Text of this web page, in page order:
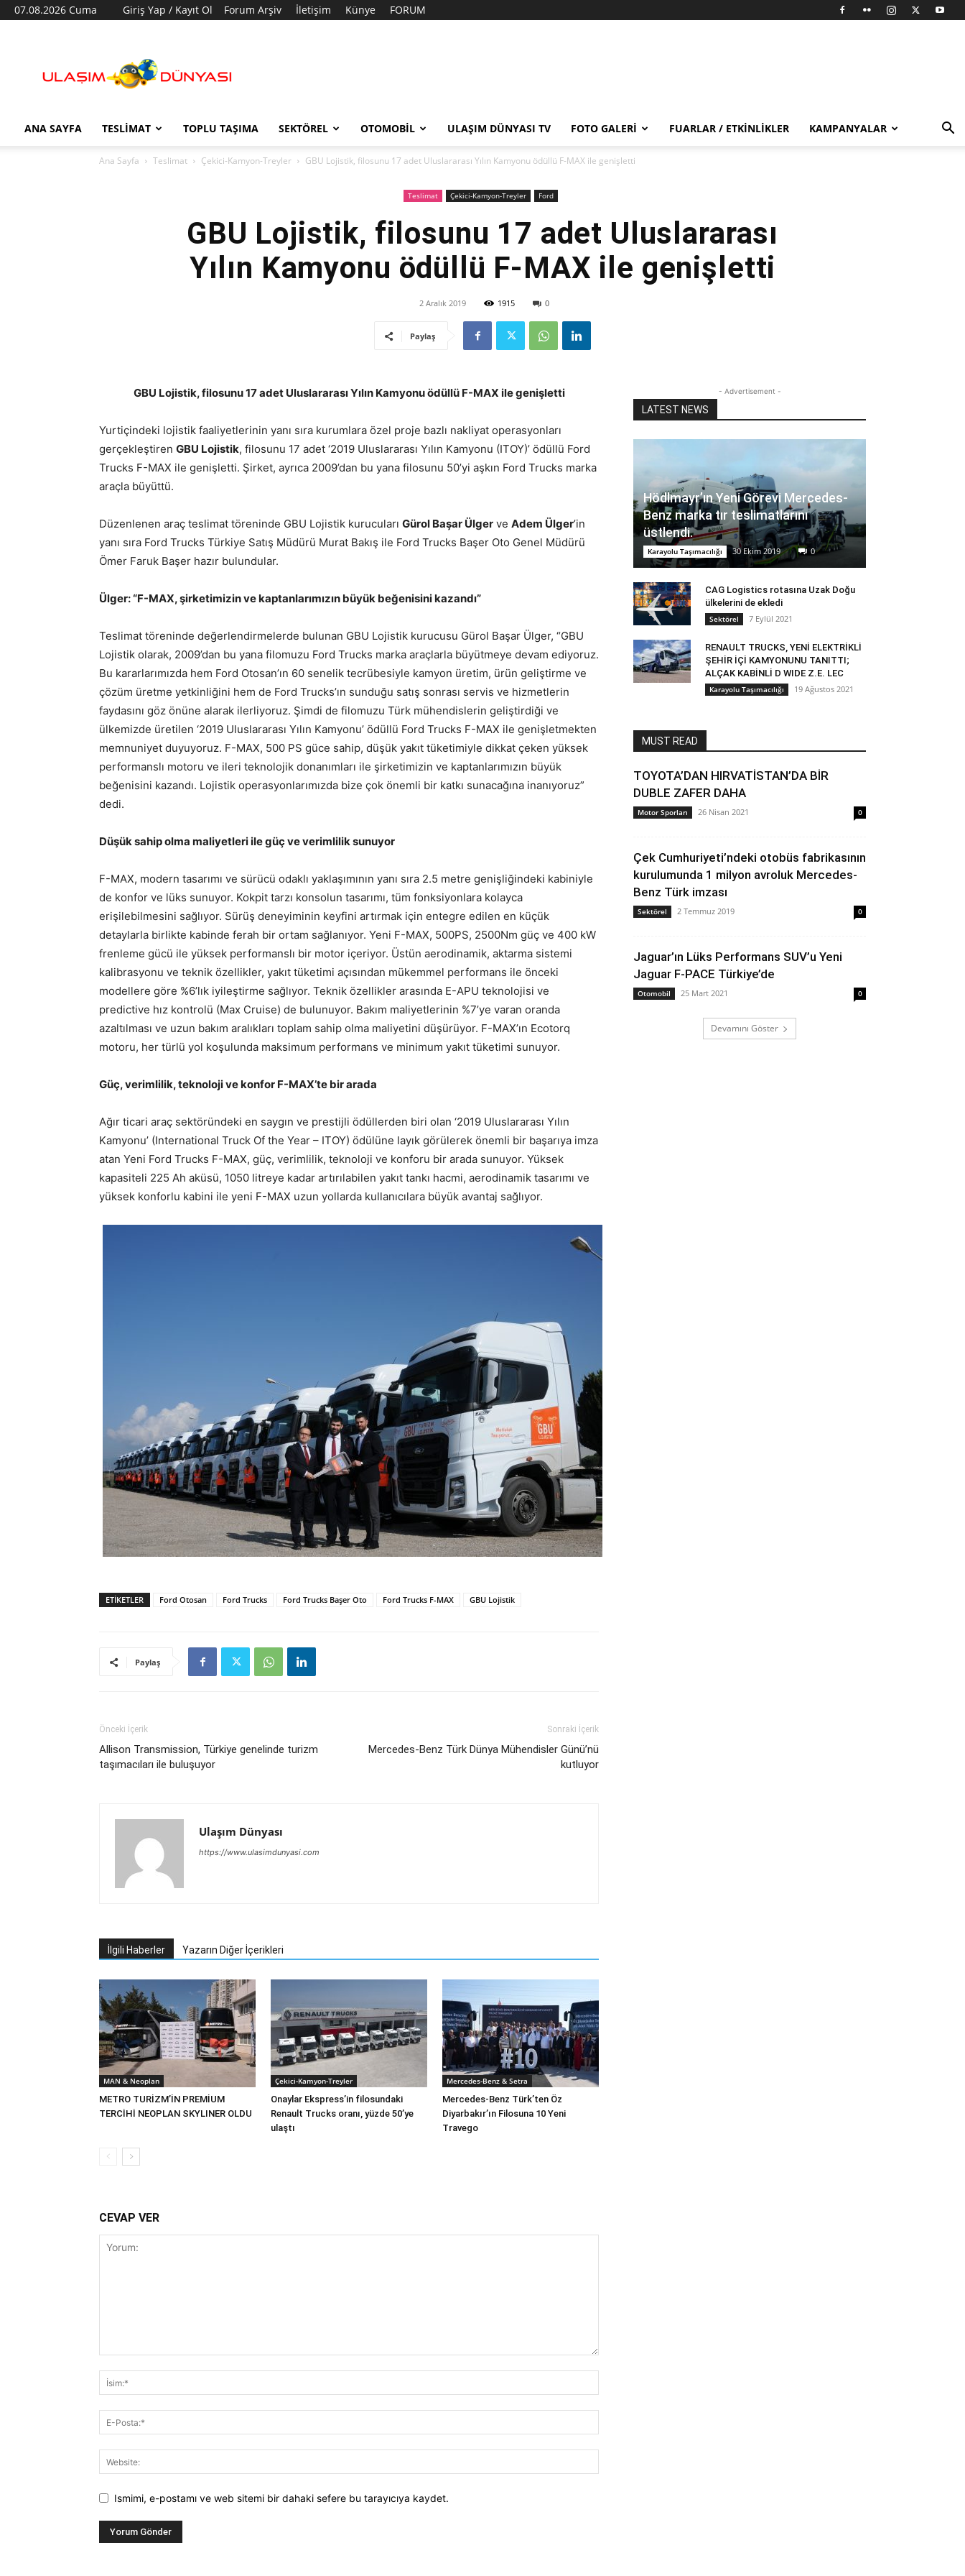
07.08.2026 Cuma Giriş Yap / Kayıt Ol Forum Arşiv İletişim Künye FORUM
Dünyası
ANA SAYFA TESLIMAT TOPLU TAŞIMA SEKTÖREL OTOMOBIL ULAŞIM DÜNYASI TV FOTO GALERI FUARLAR / ETKINLIKLER KAMPANYALAR
Ana Sayfa Teslimat Çekici-Kamyon-Treyler GBU Lojistik, filosunu 17 adet Uluslararası Yılın Kamyonu ödüllü F-MAX ile genişletti
Teslimat Çekici-Kamyon-Treyler Ford
GBU Lojistik, filosunu 17 adet Uluslararası
Yılın Kamyonu ödüllü F-MAX ile genişletti
2 Aralık 2019 1915 0
Paylaş
GBU Lojistik, filosunu 17 adet Uluslararası Yılın Kamyonu ödüllü F-MAX ile genişletti
Yurtiçindeki lojistik faaliyetlerinin yanı sıra kurumlara özel proje bazlı nakliyat operasyonları
gerçekleştiren GBU Lojistik, filosunu 17 adet ‘2019 Uluslararası Yılın Kamyonu (ITOY)’ ödüllü Ford
Trucks F-MAX ile genişletti. Şirket, ayrıca 2009’dan bu yana filosunu 50’yi aşkın Ford Trucks marka
araçla büyüttü.
Düzenlenen araç teslimat töreninde GBU Lojistik kurucuları Gürol Başar Ülger ve Adem Ülger’in
yanı sıra Ford Trucks Türkiye Satış Müdürü Murat Bakış ile Ford Trucks Başer Oto Genel Müdürü
Ömer Faruk Başer hazır bulundular.
Ülger: “F-MAX, şirketimizin ve kaptanlarımızın büyük beğenisini kazandı”
Teslimat töreninde değerlendirmelerde bulunan GBU Lojistik kurucusu Gürol Başar Ülger, “GBU
Lojistik olarak, 2009’dan bu yana filomuzu Ford Trucks marka araçlarla büyütmeye devam ediyoruz.
Bu kararlarımızda hem Ford Otosan’ın 60 senelik tecrübesiyle kamyon üretim, ürün geliştirme ve
çözüm üretme yetkinliğini hem de Ford Trucks’ın sunduğu satış sonrası servis ve hizmetlerin
faydasını göz önüne alarak ilerliyoruz. Şimdi de filomuzu Türk mühendislerin geliştirdiği ve
ülkemizde üretilen ‘2019 Uluslararası Yılın Kamyonu’ ödüllü Ford Trucks F-MAX ile genişletmekten
memnuniyet duyuyoruz. F-MAX, 500 PS güce sahip, düşük yakıt tüketimiyle dikkat çeken yüksek
performanslı motoru ve ileri teknolojik donanımları ile şirketimizin ve kaptanlarımızın büyük
beğenisini kazandı. Lojistik operasyonlarımızda bize çok önemli bir katkı sunacağına inanıyoruz”
dedi.
Düşük sahip olma maliyetleri ile güç ve verimlilik sunuyor
F-MAX, modern tasarımı ve sürücü odaklı yaklaşımının yanı sıra 2.5 metre genişliğindeki kabiniyle
de konfor ve lüks sunuyor. Kokpit tarzı konsolun tasarımı, tüm fonksiyonlara kolayca
erişilebilmesini sağlıyor. Sürüş deneyiminin keyfini artırmak için entegre edilen en küçük
detaylarla birlikte kabinde ferah bir ortam sağlanıyor. Yeni F-MAX, 500PS, 2500Nm güç ve 400 kW
frenleme gücü ile yüksek performanslı bir motor içeriyor. Üstün aerodinamik, aktarma sistemi
kalibrasyonu ve teknik özellikler, yakıt tüketimi açısından mükemmel performans ile önceki
modellere göre %6’lık iyileştirme sağlıyor. Teknik özellikler arasında E-APU teknolojisi ve
predictive hız kontrolü (Max Cruise) de bulunuyor. Bakım maliyetlerinin %7’ye varan oranda
azaltılması ve uzun bakım aralıkları toplam sahip olma maliyetini düşürüyor. F-MAX’ın Ecotorq
motoru, her türlü yol koşulunda maksimum performans ve minimum yakıt tüketimi sunuyor.
Güç, verimlilik, teknoloji ve konfor F-MAX’te bir arada
Ağır ticari araç sektöründeki en saygın ve prestijli ödüllerden biri olan ‘2019 Uluslararası Yılın
Kamyonu’ (International Truck Of the Year – ITOY) ödülüne layık görülerek önemli bir başarıya imza
atan Yeni Ford Trucks F-MAX, güç, verimlilik, teknoloji ve konforu bir arada sunuyor. Yüksek
kapasiteli 225 Ah aküsü, 1050 litreye kadar artırılabilen yakıt tankı hacmi, aerodinamik tasarımı ve
yüksek konforlu kabini ile yeni F-MAX uzun yollarda kullanıcılara büyük avantaj sağlıyor.
ETIKETLER Ford Otosan Ford Trucks Ford Trucks Başer Oto Ford Trucks F-MAX GBU Lojistik
Paylaş
Önceki İçerik
Allison Transmission, Türkiye genelinde turizm
taşımacıları ile buluşuyor
Sonraki İçerik
Mercedes-Benz Türk Dünya Mühendisler Günü’nü
kutluyor
Ulaşım Dünyası
https://www.ulasimdunyasi.com
İlgili Haberler Yazarın Diğer İçerikleri
MAN & Neoplan
METRO TURİZM’İN PREMİUM
TERCİHİ NEOPLAN SKYLINER OLDU
Çekici-Kamyon-Treyler
Onaylar Ekspress’in filosundaki
Renault Trucks oranı, yüzde 50’ye
ulaştı
Mercedes-Benz & Setra
Mercedes-Benz Türk’ten Öz
Diyarbakır’ın Filosuna 10 Yeni
Travego
CEVAP VER
Ismimi, e-postamı ve web sitemi bir dahaki sefere bu tarayıcıya kaydet.
- Advertisement -
LATEST NEWS
Hödlmayr’ın Yeni Görevi Mercedes-
Benz marka tır teslimatlarını
üstlendi.
Karayolu Taşımacılığı 30 Ekim 2019 0
CAG Logistics rotasına Uzak Doğu
ülkelerini de ekledi
Sektörel 7 Eylül 2021
RENAULT TRUCKS, YENİ ELEKTRİKLİ
ŞEHİR İÇİ KAMYONUNU TANITTI;
ALÇAK KABİNLİ D WIDE Z.E. LEC
Karayolu Taşımacılığı 19 Ağustos 2021
MUST READ
TOYOTA’DAN HIRVATİSTAN’DA BİR
DUBLE ZAFER DAHA
Motor Sporları 26 Nisan 2021 0
Çek Cumhuriyeti’ndeki otobüs fabrikasının
kurulumunda 1 milyon avroluk Mercedes-
Benz Türk imzası
Sektörel 2 Temmuz 2019 0
Jaguar’ın Lüks Performans SUV’u Yeni
Jaguar F-PACE Türkiye’de
Otomobil 25 Mart 2021 0
Devamını Göster